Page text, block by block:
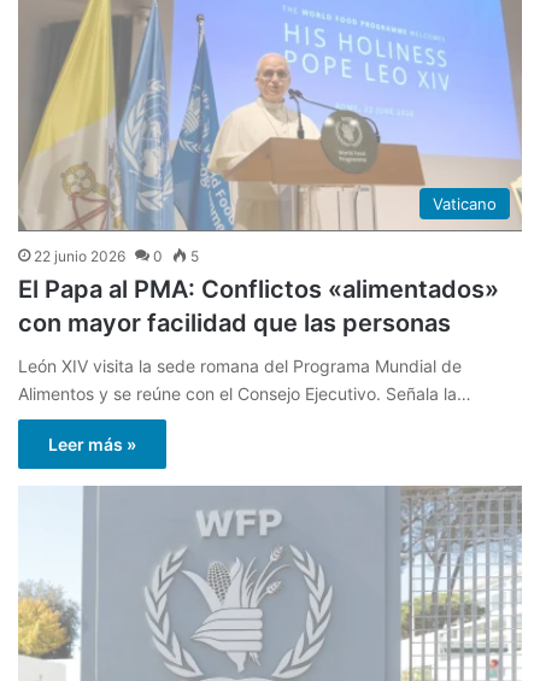
Vaticano
22 junio 2026 0 5
El Papa al PMA: Conflictos «alimentados»
con mayor facilidad que las personas
León XIV visita la sede romana del Programa Mundial de
Alimentos y se reúne con el Consejo Ejecutivo. Señala la…
Leer más »